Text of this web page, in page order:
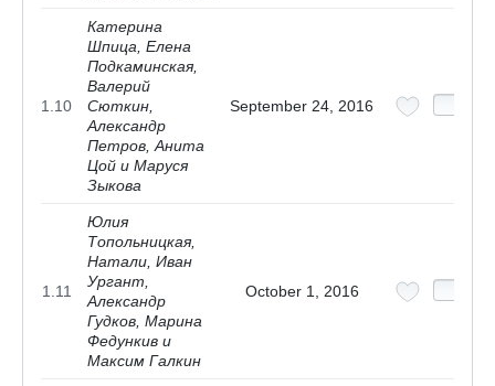
1.10
Катерина
Шпица, Елена
Подкаминская,
Валерий
Сюткин,
Александр
Петров, Анита
Цой и Маруся
Зыкова
September 24, 2016
1.11
Юлия
Топольницкая,
Натали, Иван
Ургант,
Александр
Гудков, Марина
Федункив и
Максим Галкин
October 1, 2016